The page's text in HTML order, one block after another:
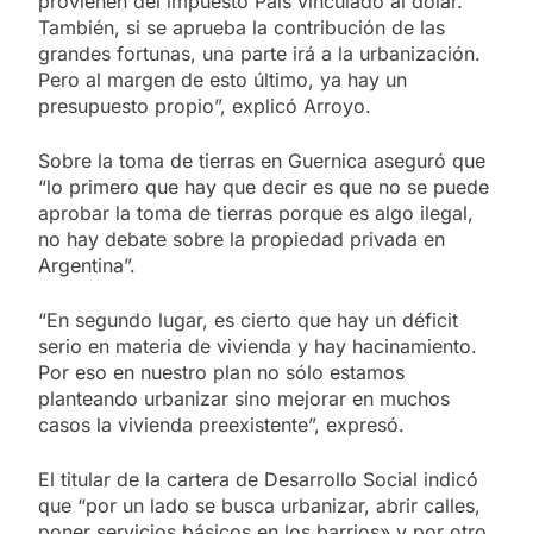
También, si se aprueba la contribución de las
grandes fortunas, una parte irá a la urbanización.
Pero al margen de esto último, ya hay un
presupuesto propio”, explicó Arroyo.
Sobre la toma de tierras en Guernica aseguró que
“lo primero que hay que decir es que no se puede
aprobar la toma de tierras porque es algo ilegal,
no hay debate sobre la propiedad privada en
Argentina”.
“En segundo lugar, es cierto que hay un déficit
serio en materia de vivienda y hay hacinamiento.
Por eso en nuestro plan no sólo estamos
planteando urbanizar sino mejorar en muchos
casos la vivienda preexistente”, expresó.
El titular de la cartera de Desarrollo Social indicó
que “por un lado se busca urbanizar, abrir calles,